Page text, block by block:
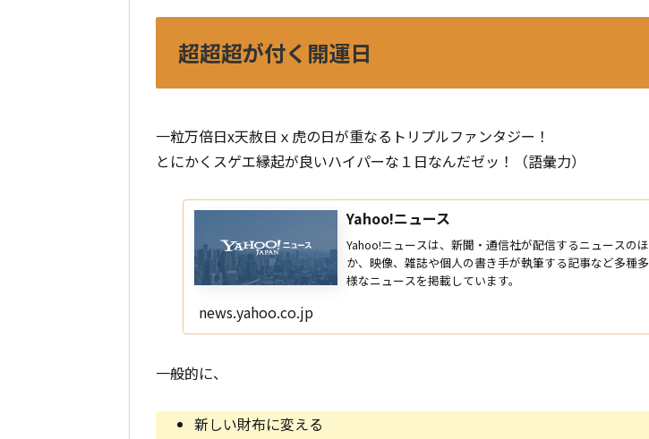
超超超が付く開運日
一粒万倍日x天赦日ｘ虎の日が重なるトリプルファンタジー！
とにかくスゲエ縁起が良いハイパーな１日なんだゼッ！（語彙力）
Yahoo!ニュース
Yahoo!ニュースは、新聞・通信社が配信するニュースのほ
か、映像、雑誌や個人の書き手が執筆する記事など多種多
様なニュースを掲載しています。
news.yahoo.co.jp
一般的に、
新しい財布に変える